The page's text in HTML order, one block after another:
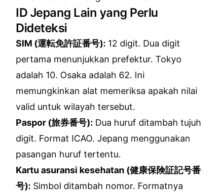
ID Jepang Lain yang Perlu
Dideteksi
SIM (運転免許証番号): 12 digit. Dua digit
pertama menunjukkan prefektur. Tokyo
adalah 10. Osaka adalah 62. Ini
memungkinkan alat memeriksa apakah nilai
valid untuk wilayah tersebut.
Paspor (旅券番号): Dua huruf ditambah tujuh
digit. Format ICAO. Jepang menggunakan
pasangan huruf tertentu.
Kartu asuransi kesehatan (健康保険証記号番
号): Simbol ditambah nomor. Formatnya